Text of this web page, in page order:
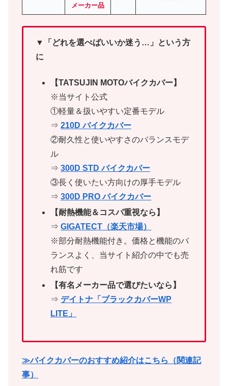
メーカー品
▼「どれを選べばいいか迷う…」という方
に
【TATSUJIN MOTOバイクカバー】
※当サイト公式
①軽量＆扱いやすい定番モデル
⇒210D バイクカバー
②耐久性と使いやすさのバランスモデ
ル
⇒300D STD バイクカバー
③長く使いたい方向けの厚手モデル
⇒300D PRO バイクカバー
【耐熱機能＆コスパ重視なら】
⇒GIGATECT（楽天市場）
※部分耐熱機能付き。価格と機能のバ
ランスよく、当サイト紹介の中でも売
れ筋です
【有名メーカー品で選びたいなら】
⇒ デイトナ「ブラックカバーWP
LITE」
≫バイクカバーのおすすめ紹介はこちら（関連記
事）